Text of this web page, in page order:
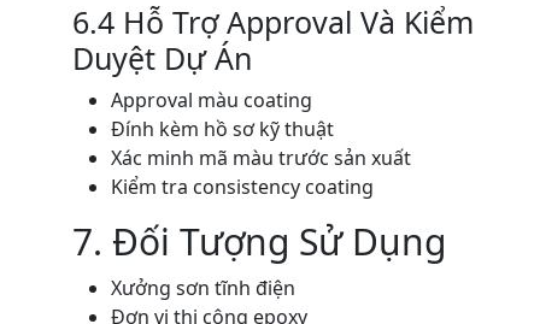
6.4 Hỗ Trợ Approval Và Kiểm
Duyệt Dự Án
Approval màu coating
Đính kèm hồ sơ kỹ thuật
Xác minh mã màu trước sản xuất
Kiểm tra consistency coating
7. Đối Tượng Sử Dụng
Xưởng sơn tĩnh điện
Đơn vị thi công epoxy